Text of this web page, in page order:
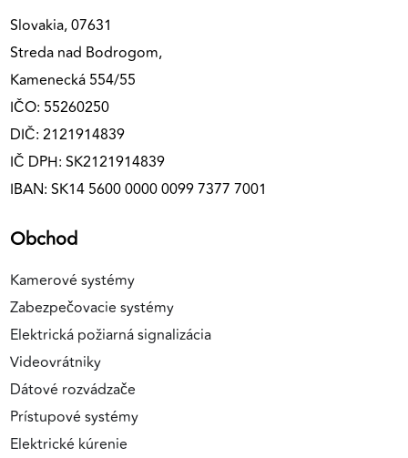
Slovakia, 07631
Streda nad Bodrogom,
Kamenecká 554/55
IČO: 55260250
DIČ: 2121914839
IČ DPH: SK2121914839
IBAN: SK14 5600 0000 0099 7377 7001
Obchod
Kamerové systémy
Zabezpečovacie systémy
Elektrická požiarná signalizácia
Videovrátniky
Dátové rozvádzače
Prístupové systémy
Elektrické kúrenie